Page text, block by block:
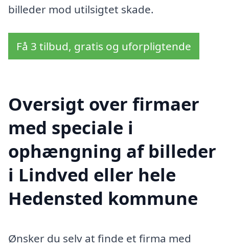
billeder mod utilsigtet skade.
Få 3 tilbud, gratis og uforpligtende
Oversigt over firmaer
med speciale i
ophængning af billeder
i Lindved eller hele
Hedensted kommune
Ønsker du selv at finde et firma med